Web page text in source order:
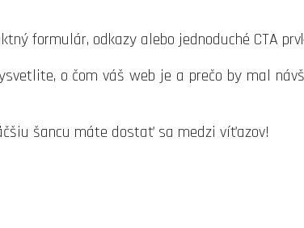
formulár, odkazy alebo jednoduché CTA
o čom váš web je a prečo by mal
šancu máte dostať sa medzi víťazov!